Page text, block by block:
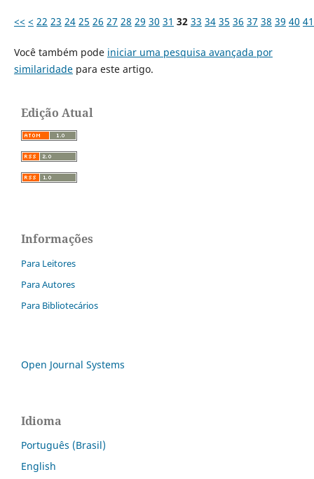
<< < 22 23 24 25 26 27 28 29 30 31 32 33 34 35 36 37 38 39 40 41
Você também pode iniciar uma pesquisa avançada por
similaridadepara este artigo.
Edição Atual
Informações
Para Leitores
Para Autores
Para Bibliotecários
Open Journal Systems
Idioma
Português (Brasil)
English